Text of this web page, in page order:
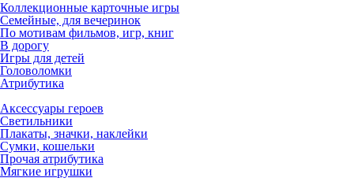
Коллекционные карточные игры
Семейные, для вечеринок
По мотивам фильмов, игр, книг
В дорогу
Игры для детей
Головоломки
Атрибутика
Аксессуары героев
Светильники
Плакаты, значки, наклейки
Сумки, кошельки
Прочая атрибутика
Мягкие игрушки